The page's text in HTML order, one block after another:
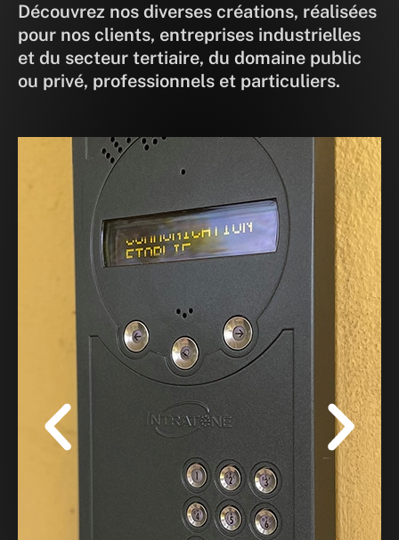
Découvrez nos diverses créations, réalisées
pour nos clients, entreprises industrielles
et du secteur tertiaire, du domaine public
ou privé, professionnels et particuliers.